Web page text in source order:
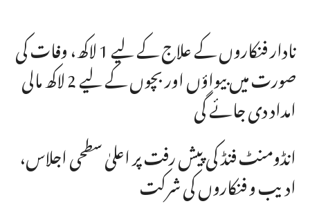
نادار فنکاروں کے علاج کے لیے 1 لاکھ، وفات کی
صورت میں بیواؤں اور بچوں کے لیے 2 لاکھ مالی
امداد دی جائے گی
انڈومنٹ فنڈ کی پیش رفت پر اعلیٰ سطحی اجلاس،
ادیب و فنکاروں کی شرکت